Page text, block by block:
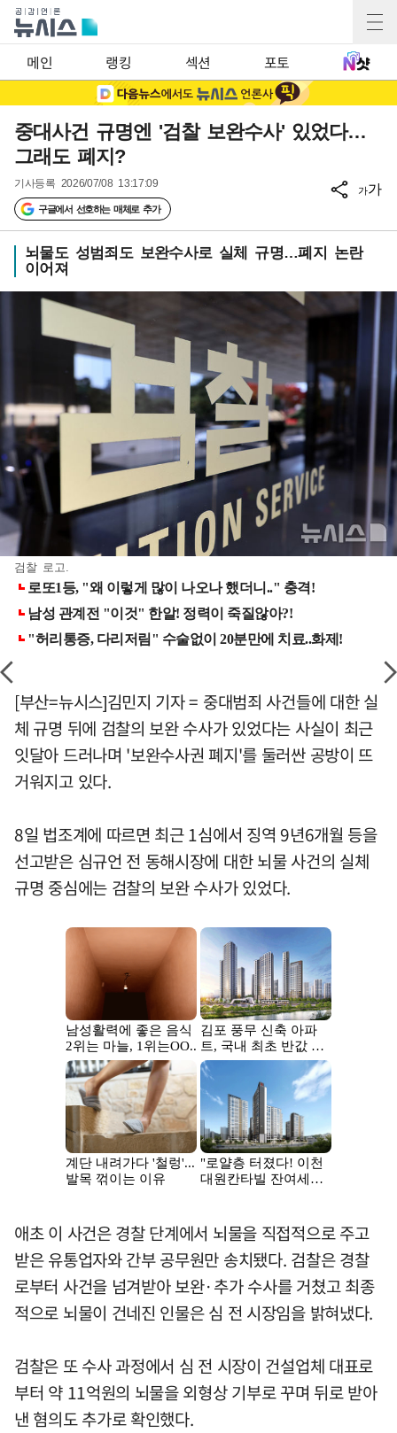
메인 랭킹 섹션 포토
중대사건 규명엔 '검찰 보완수사' 있었다…
그래도 폐지?
기사등록 2026/07/08 13:17:09
구글에서 선호하는 매체로 추가
가가
뇌물도 성범죄도 보완수사로 실체 규명…폐지 논란
이어져
검찰 로고.
[부산=뉴시스]김민지 기자 = 중대범죄 사건들에 대한 실
체 규명 뒤에 검찰의 보완 수사가 있었다는 사실이 최근
잇달아 드러나며 '보완수사권 폐지'를 둘러싼 공방이 뜨
거워지고 있다.
8일 법조계에 따르면 최근 1심에서 징역 9년6개월 등을
선고받은 심규언 전 동해시장에 대한 뇌물 사건의 실체
규명 중심에는 검찰의 보완 수사가 있었다.
애초 이 사건은 경찰 단계에서 뇌물을 직접적으로 주고
받은 유통업자와 간부 공무원만 송치됐다. 검찰은 경찰
로부터 사건을 넘겨받아 보완·추가 수사를 거쳤고 최종
적으로 뇌물이 건네진 인물은 심 전 시장임을 밝혀냈다.
검찰은 또 수사 과정에서 심 전 시장이 건설업체 대표로
부터 약 11억원의 뇌물을 외형상 기부로 꾸며 뒤로 받아
낸 혐의도 추가로 확인했다.